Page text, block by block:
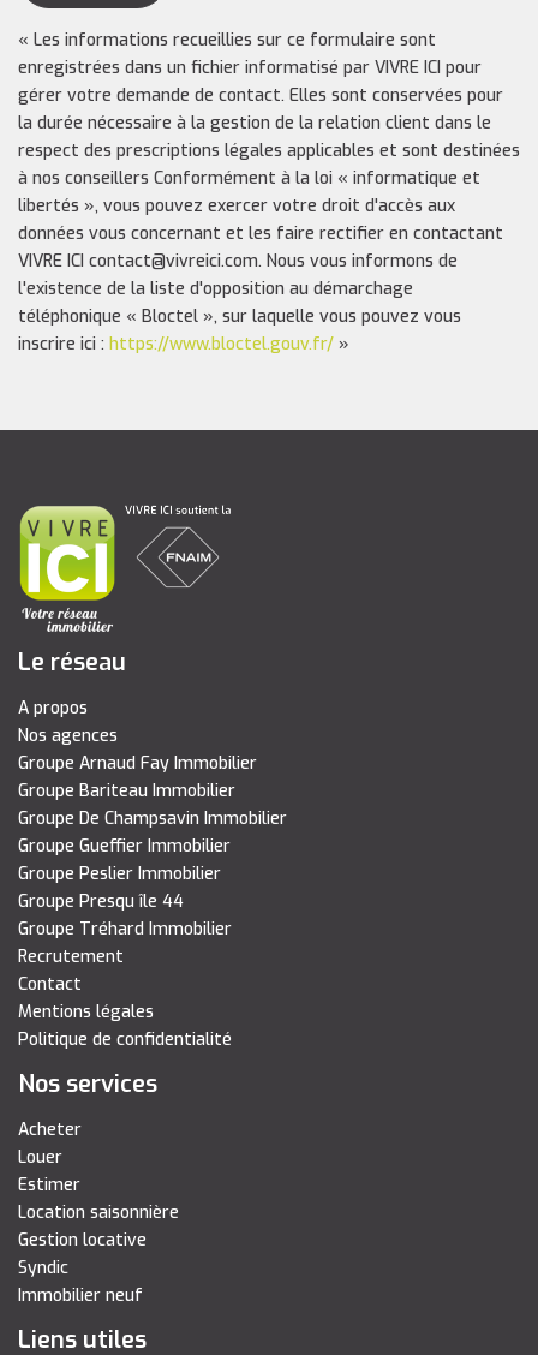
« Les informations recueillies sur ce formulaire sont
enregistrées dans un fichier informatisé par VIVRE ICI pour
gérer votre demande de contact. Elles sont conservées pour
la durée nécessaire à la gestion de la relation client dans le
respect des prescriptions légales applicables et sont destinées
à nos conseillers Conformément à la loi « informatique et
libertés », vous pouvez exercer votre droit d'accès aux
données vous concernant et les faire rectifier en contactant
VIVRE ICI contact@vivreici.com. Nous vous informons de
l'existence de la liste d'opposition au démarchage
téléphonique « Bloctel », sur laquelle vous pouvez vous
inscrire ici : https://www.bloctel.gouv.fr/ »
Le réseau
A propos
Nos agences
Groupe Arnaud Fay Immobilier
Groupe Bariteau Immobilier
Groupe De Champsavin Immobilier
Groupe Gueffier Immobilier
Groupe Peslier Immobilier
Groupe Presqu île 44
Groupe Tréhard Immobilier
Recrutement
Contact
Mentions légales
Politique de confidentialité
Nos services
Acheter
Louer
Estimer
Location saisonnière
Gestion locative
Syndic
Immobilier neuf
Liens utiles